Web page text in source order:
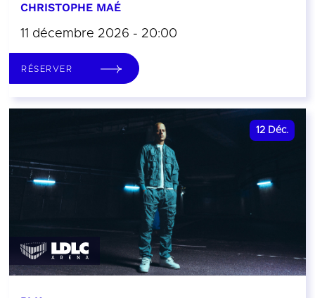
CHRISTOPHE MAÉ
11 décembre 2026 - 20:00
RÉSERVER
12 Déc.